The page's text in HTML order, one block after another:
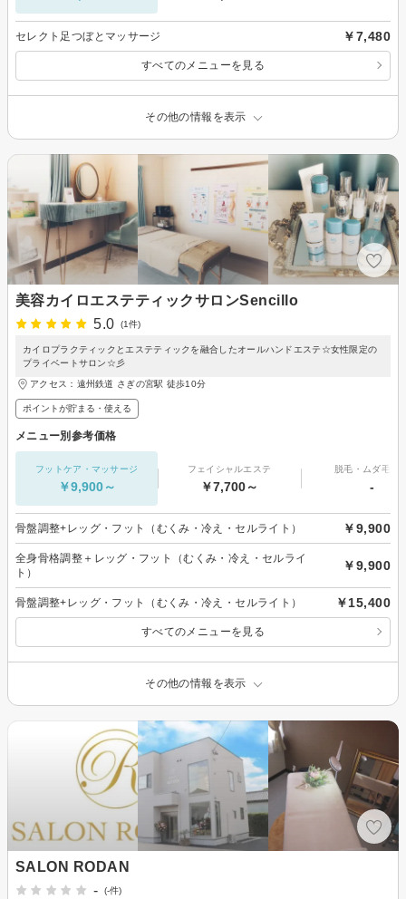
セレクト足つぼとマッサージ ￥7,480
すべてのメニューを見る
その他の情報を表示
美容カイロエステティックサロンSencillo
5.0
(1件)
カイロプラクティックとエステティックを融合したオールハンドエステ☆女性限定の
プライベートサロン☆彡
アクセス：遠州鉄道 さぎの宮駅 徒歩10分
ポイントが貯まる・使える
メニュー別参考価格
フットケア・マッサージ
￥9,900～
フェイシャルエステ
￥7,700～
脱毛・ムダ毛処
-
骨盤調整+レッグ・フット（むくみ・冷え・セルライト） ￥9,900
全身骨格調整＋レッグ・フット（むくみ・冷え・セルライ
ト）
￥9,900
骨盤調整+レッグ・フット（むくみ・冷え・セルライト） ￥15,400
すべてのメニューを見る
その他の情報を表示
SALON RODAN
-
(-件)